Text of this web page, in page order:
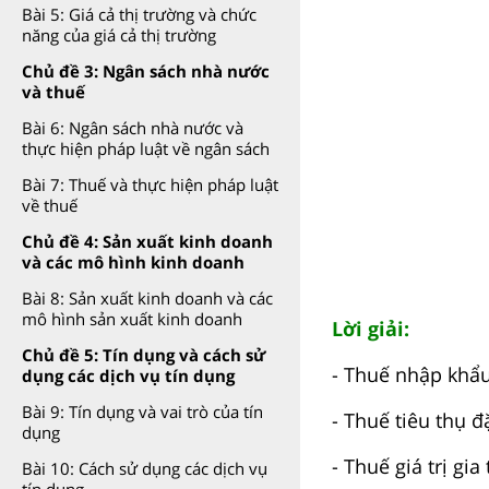
Bài 5: Giá cả thị trường và chức
năng của giá cả thị trường
Chủ đề 3: Ngân sách nhà nước
và thuế
Bài 6: Ngân sách nhà nước và
thực hiện pháp luật về ngân sách
Bài 7: Thuế và thực hiện pháp luật
về thuế
Chủ đề 4: Sản xuất kinh doanh
và các mô hình kinh doanh
Bài 8: Sản xuất kinh doanh và các
mô hình sản xuất kinh doanh
Chủ đề 5: Tín dụng và cách sử
dụng các dịch vụ tín dụng
Bài 9: Tín dụng và vai trò của tín
dụng
Bài 10: Cách sử dụng các dịch vụ
Lời giải:
- Thuế nhập
- Thuế tiêu thụ
- Thuế giá trị gia